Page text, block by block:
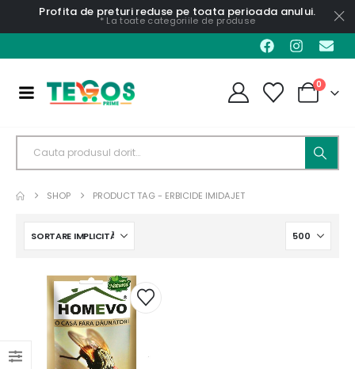
Profita de preturi reduse pe toata perioada anului.
* La toate categoriile de produse
0
SHOP PRODUCT TAG - ERBICIDE IMIDAJET